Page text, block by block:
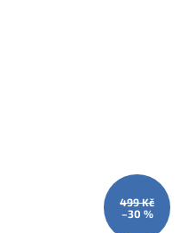
499 Kč
–30 %